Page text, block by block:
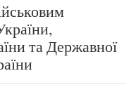
та Державної